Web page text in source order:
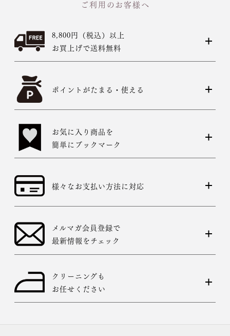
ご利用のお客様へ
8,800円（税込）以上
お買上げで送料無料
ポイントがたまる・使える
お気に入り商品を
簡単にブックマーク
様々なお支払い方法に対応
メルマガ会員登録で
最新情報をチェック
クリーニングも
お任せください